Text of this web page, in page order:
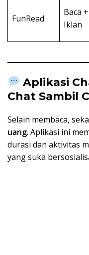
FunRead
Baca +
Iklan
Aplikasi
Chat Sambil
Selain membaca,
uang. Aplikasi ini
durasi dan aktivitas
yang suka